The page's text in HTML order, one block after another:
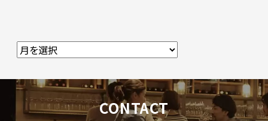
CONTACT